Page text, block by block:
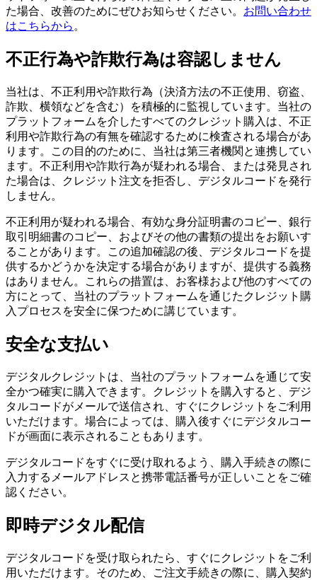
た場合、改善のためにぜひお知らせください。 お問い合わせ
はこちらから 。
不正行為や詐欺行為は容認しません
当社は、不正利用や詐欺行為（決済方法の不正使用、窃盗、
詐欺、横領などを含む）を積極的に監視しています。当社の
プラットフォームを介したすべてのクレジット購入は、不正
利用や詐欺行為の有無を確認するために検査される場合があ
ります。この目的のために、当社は第三者機関と連携してい
ます。不正利用や詐欺行為が疑われる場合、または発見され
た場合は、クレジット注文を拒否し、デジタルコードを発行
しません。
不正利用が疑われる場合、有効な身分証明書のコピー、銀行
取引明細書のコピー、およびその他の書類の提出をお願いす
ることがあります。この追加確認の後、デジタルコードを提
供するかどうかを決定する場合がありますが、提供する義務
はありません。これらの措置は、お客様および他のすべての
方にとって、当社のプラットフォームを通じたクレジット購
入プロセスを安全に保つために講じています。
安全な支払い
デジタルクレジットは、当社のプラットフォームを通じて安
全かつ確実に購入できます。クレジットを購入すると、デジ
タルコードがメールで送信され、すぐにクレジットをご利用
いただけます。場合によっては、購入後すぐにデジタルコー
ドが画面に表示されることもあります。
デジタルコードをすぐに受け取れるよう、購入手続きの際に
入力するメールアドレスと携帯電話番号が正しいことをご確
認ください。
即時デジタル配信
デジタルコードを受け取られたら、すぐにクレジットをご利
用いただけます。そのため、ご注文手続きの際に、購入契約